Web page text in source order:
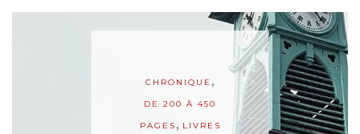
CHRONIQUE ,
DE 200 À 450
PAGES , LIVRES